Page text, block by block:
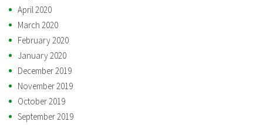
April 2020
March 2020
February 2020
January 2020
December 2019
November 2019
October 2019
September 2019